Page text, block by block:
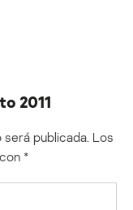
2011
publicada. Los
*